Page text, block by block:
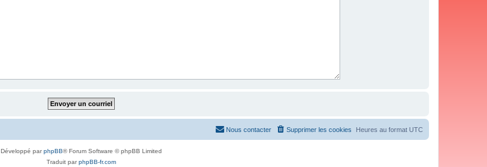
Heures au format UTC
Supprimer les cookies
Nous contacter
Développé parphpBB® Forum Software © phpBB Limited
Traduit parphpBB-fr.com